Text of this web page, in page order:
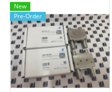
New
Pre-Order